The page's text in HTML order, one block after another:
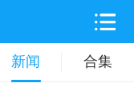
新闻 合集